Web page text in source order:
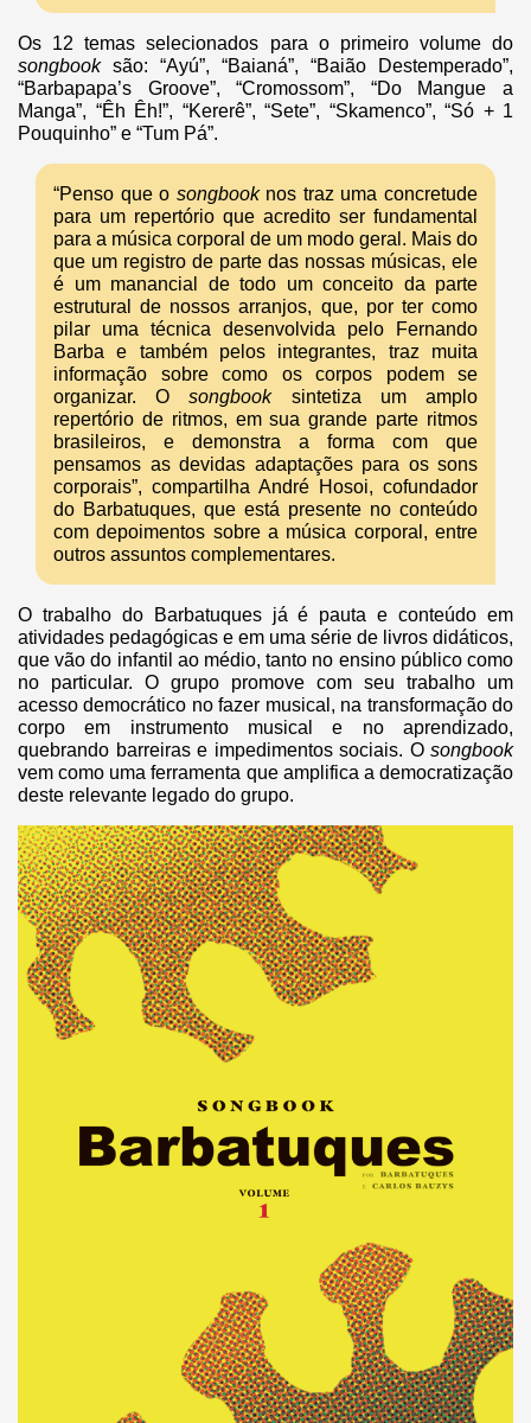
Os 12 temas selecionados para o primeiro volume do
songbooksão: “Ayú”, “Baianá”, “Baião Destemperado”,
“Barbapapa’s Groove”, “Cromossom”, “Do Mangue a
Manga”, “Êh Êh!”, “Kererê”, “Sete”, “Skamenco”, “Só + 1
Pouquinho” e “Tum Pá”.
“Penso que o songbook nos traz uma concretude
para um repertório que acredito ser fundamental
para a música corporal de um modo geral. Mais do
que um registro de parte das nossas músicas, ele
é um manancial de todo um conceito da parte
estrutural de nossos arranjos, que, por ter como
pilar uma técnica desenvolvida pelo Fernando
Barba e também pelos integrantes, traz muita
informação sobre como os corpos podem se
organizar. Osongbook sintetiza um amplo
repertório de ritmos, em sua grande parte ritmos
brasileiros, e demonstra a forma com que
pensamos as devidas adaptações para os sons
corporais”, compartilha André Hosoi, cofundador
do Barbatuques, que está presente no conteúdo
com depoimentos sobre a música corporal, entre
outros assuntos complementares.
O trabalho do Barbatuques já é pauta e conteúdo em
atividades pedagógicas e em uma série de livros didáticos,
que vão do infantil ao médio, tanto no ensino público como
no particular. O grupo promove com seu trabalho um
acesso democrático no fazer musical, na transformação do
corpo em instrumento musical e no aprendizado,
quebrando barreiras e impedimentos sociais. O songbook
vem como uma ferramenta que amplifica a democratização
deste relevante legado do grupo.